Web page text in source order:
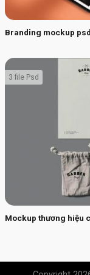
Branding mockup psd
Mockup thương hiệu
3 file Psd